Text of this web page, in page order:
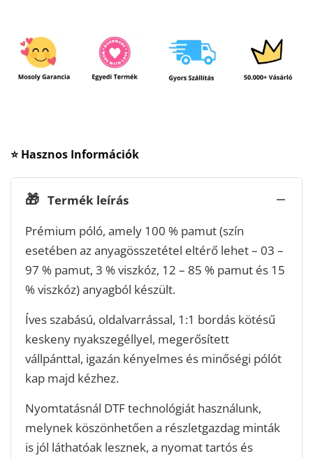
⭐ Hasznos Információk
🎁 Termék leírás
Prémium póló, amely 100 % pamut (szín
esetében az anyagösszetétel eltérő lehet – 03 –
97 % pamut, 3 % viszkóz, 12 – 85 % pamut és 15
% viszkóz) anyagból készült.
Íves szabású, oldalvarrással, 1:1 bordás kötésű
keskeny nyakszegéllyel, megerősített
vállpánttal, igazán kényelmes és minőségi pólót
kap majd kézhez.
Nyomtatásnál DTF technológiát használunk,
melynek köszönhetően a részletgazdag minták
is jól láthatóak lesznek, a nyomat tartós és